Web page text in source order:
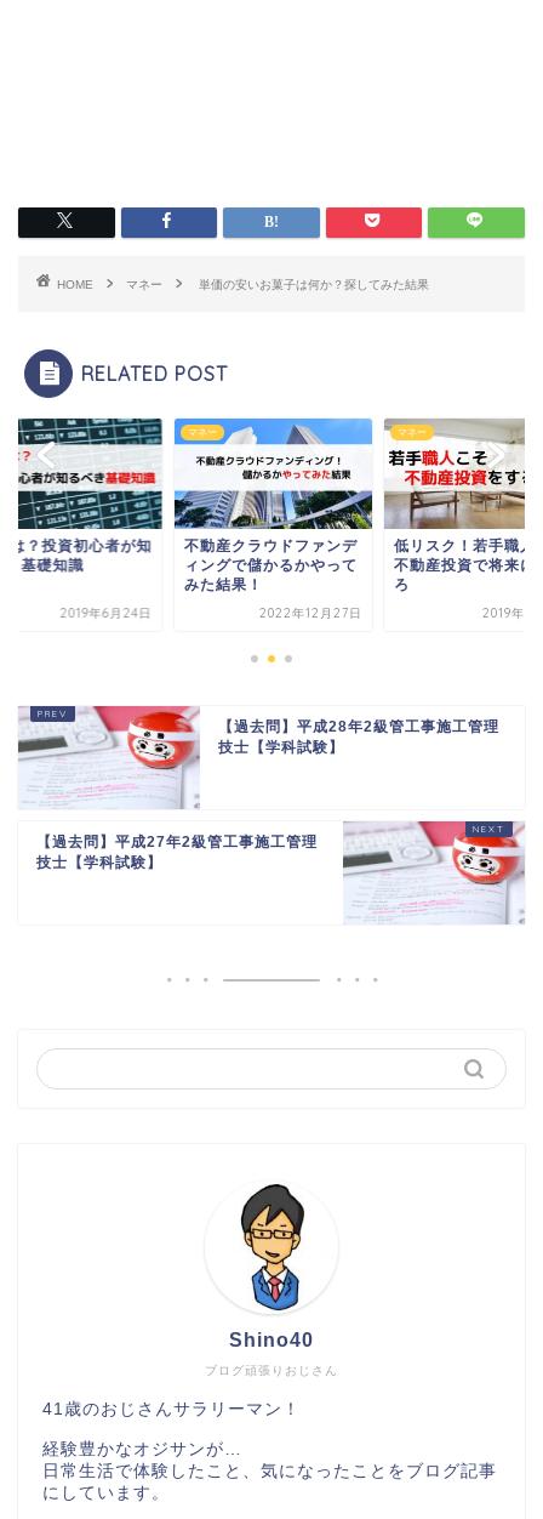
HOME マネー 単価の安いお菓子は何か？探してみた結果
RELATED POST
は？投資初心者が知
き基礎知識
2019年6月24日
マネー
不動産クラウドファンデ
ィングで儲かるかやって
みた結果！
2022年12月27日
マネー
低リスク！若手職人
不動産投資で将来に
ろ
2019年3
【過去問】平成28年2級管工事施工管理
技士【学科試験】
【過去問】平成27年2級管工事施工管理
技士【学科試験】
ブログ頑張りおじさん
Shino40
41歳のおじさんサラリーマン！
経験豊かなオジサンが…
日常生活で体験したこと、気になったことをブログ記事
にしています。